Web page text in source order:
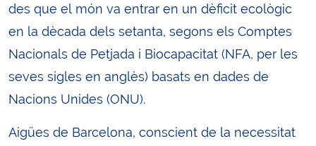
des que el món va entrar en un dèficit ecològic
en la dècada dels setanta, segons els Comptes
Nacionals de Petjada i Biocapacitat (NFA, per les
seves sigles en anglès) basats en dades de
Nacions Unides (ONU).
Aigües de Barcelona, conscient de la necessitat